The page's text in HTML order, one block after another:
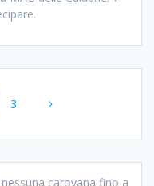
Pagina
3
carovana fino a